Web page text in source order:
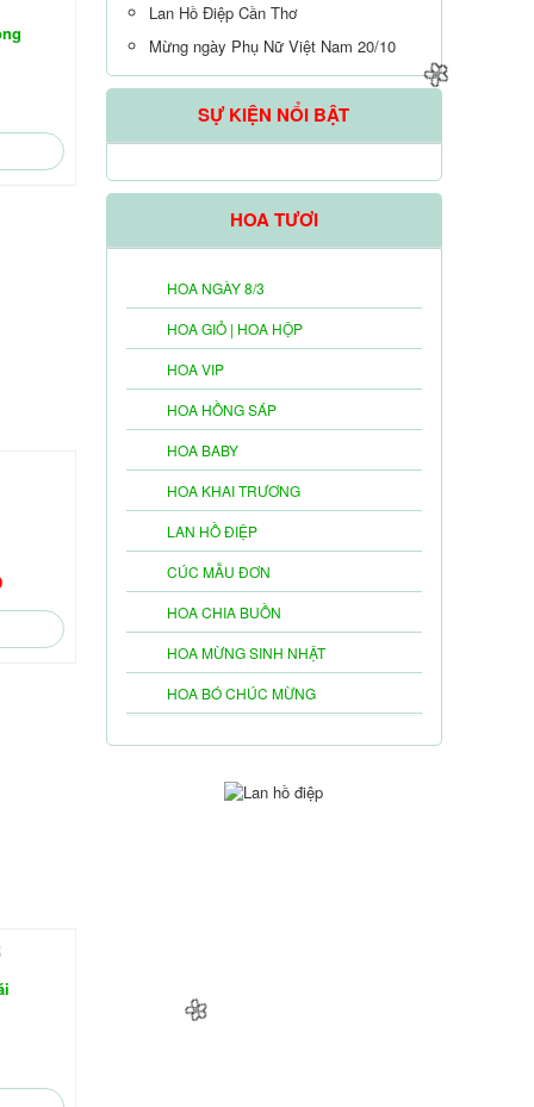
Lan Hồ Điệp Cần Thơ
Mừng ngày Phụ Nữ Việt Nam 20/10
SỰ KIỆN NỔI BẬT
HOA TƯƠI
HOA NGÀY 8/3
HOA GIỎ | HOA HỘP
HOA VIP
HOA HỒNG SÁP
HOA BABY
HOA KHAI TRƯƠNG
LAN HỒ ĐIỆP
CÚC MẪU ĐƠN
HOA CHIA BUỒN
HOA MỪNG SINH NHẬT
HOA BÓ CHÚC MỪNG
🌼
🌼